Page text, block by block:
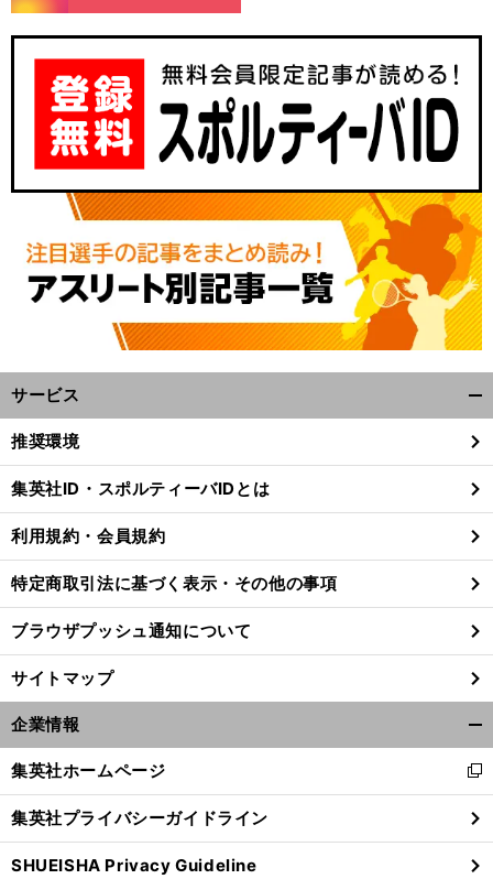
サービス
閉
る
推奨環境
集英社ID・スポルティーバIDとは
利用規約・会員規約
特定商取引法に基づく表示・その他の事項
ブラウザプッシュ通知について
サイトマップ
企業情報
閉
る
集英社ホームページ
新
し
い
ウ
ィ
集英社プライバシーガイドライン
SHUEISHA Privacy Guideline